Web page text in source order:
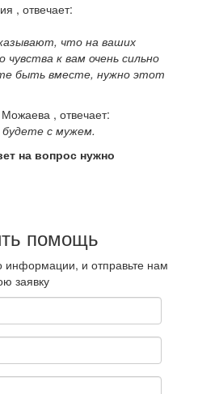
, отвечает:
что на ваших
к вам очень сильно
быть вместе, нужно этот
, отвечает:
с мужем.
на вопрос нужно
помощь
и отправьте нам
заявку